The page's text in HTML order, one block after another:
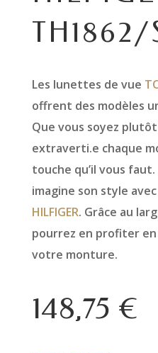
Les lunettes de vue
offrent des modèles
Que vous soyez
extraverti.e chaque
touche qu’il vous
imagine son style avec
HILFIGER. Grâce au
pourrez en profiter
votre monture.
148,75 €